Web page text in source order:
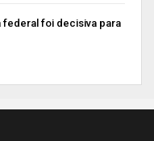
federal foi decisiva para